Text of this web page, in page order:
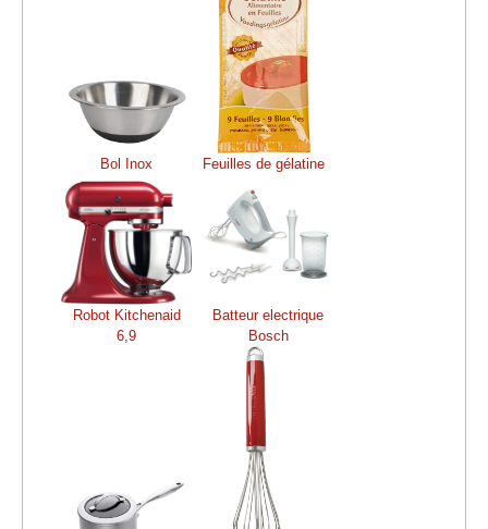
Bol Inox Feuilles de gélatine
Robot Kitchenaid
6,9
Batteur electrique
Bosch